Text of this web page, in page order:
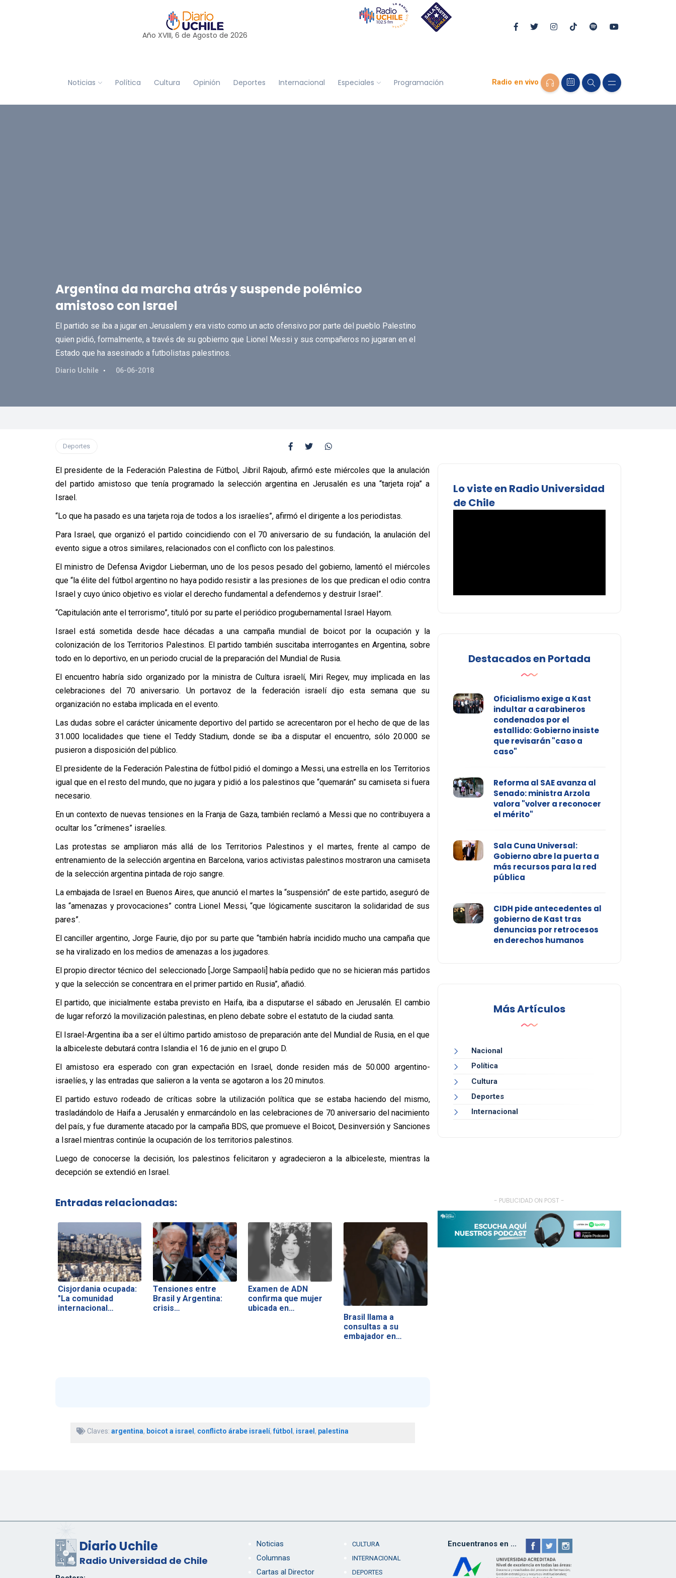
Año XVIII, 6 de Agosto de 2026
Noticias Política Cultura Opinión Deportes Internacional Especiales Programación Radio en vivo
Argentina da marcha atrás y suspende polémico
amistoso con Israel
El partido se iba a jugar en Jerusalem y era visto como un acto ofensivo por parte del pueblo Palestino
quien pidió, formalmente, a través de su gobierno que Lionel Messi y sus compañeros no jugaran en el
Estado que ha asesinado a futbolistas palestinos.
Diario Uchile 06-06-2018
Deportes
El presidente de la Federación Palestina de Fútbol, Jibril Rajoub, afirmó este miércoles que la anulación
del partido amistoso que tenía programado la selección argentina en Jerusalén es una “tarjeta roja” a
Israel.
“Lo que ha pasado es una tarjeta roja de todos a los israelíes”, afirmó el dirigente a los periodistas.
Para Israel, que organizó el partido coincidiendo con el 70 aniversario de su fundación, la anulación del
evento sigue a otros similares, relacionados con el conflicto con los palestinos.
El ministro de Defensa Avigdor Lieberman, uno de los pesos pesado del gobierno, lamentó el miércoles
que “la élite del fútbol argentino no haya podido resistir a las presiones de los que predican el odio contra
Israel y cuyo único objetivo es violar el derecho fundamental a defendernos y destruir Israel”.
“Capitulación ante el terrorismo”, tituló por su parte el periódico progubernamental Israel Hayom.
Israel está sometida desde hace décadas a una campaña mundial de boicot por la ocupación y la
colonización de los Territorios Palestinos. El partido también suscitaba interrogantes en Argentina, sobre
todo en lo deportivo, en un periodo crucial de la preparación del Mundial de Rusia.
El encuentro habría sido organizado por la ministra de Cultura israelí, Miri Regev, muy implicada en las
celebraciones del 70 aniversario. Un portavoz de la federación israelí dijo esta semana que su
organización no estaba implicada en el evento.
Las dudas sobre el carácter únicamente deportivo del partido se acrecentaron por el hecho de que de las
31.000 localidades que tiene el Teddy Stadium, donde se iba a disputar el encuentro, sólo 20.000 se
pusieron a disposición del público.
El presidente de la Federación Palestina de fútbol pidió el domingo a Messi, una estrella en los Territorios
igual que en el resto del mundo, que no jugara y pidió a los palestinos que “quemarán” su camiseta si fuera
necesario.
En un contexto de nuevas tensiones en la Franja de Gaza, también reclamó a Messi que no contribuyera a
ocultar los “crímenes” israelíes.
Las protestas se ampliaron más allá de los Territorios Palestinos y el martes, frente al campo de
entrenamiento de la selección argentina en Barcelona, varios activistas palestinos mostraron una camiseta
de la selección argentina pintada de rojo sangre.
La embajada de Israel en Buenos Aires, que anunció el martes la “suspensión” de este partido, aseguró de
las “amenazas y provocaciones” contra Lionel Messi, “que lógicamente suscitaron la solidaridad de sus
pares”.
El canciller argentino, Jorge Faurie, dijo por su parte que “también habría incidido mucho una campaña que
se ha viralizado en los medios de amenazas a los jugadores.
El propio director técnico del seleccionado [Jorge Sampaoli] había pedido que no se hicieran más partidos
y que la selección se concentrara en el primer partido en Rusia”, añadió.
El partido, que inicialmente estaba previsto en Haifa, iba a disputarse el sábado en Jerusalén. El cambio
de lugar reforzó la movilización palestinas, en pleno debate sobre el estatuto de la ciudad santa.
El Israel-Argentina iba a ser el último partido amistoso de preparación ante del Mundial de Rusia, en el que
la albiceleste debutará contra Islandia el 16 de junio en el grupo D.
El amistoso era esperado con gran expectación en Israel, donde residen más de 50.000 argentino-
israelíes, y las entradas que salieron a la venta se agotaron a los 20 minutos.
El partido estuvo rodeado de críticas sobre la utilización política que se estaba haciendo del mismo,
trasladándolo de Haifa a Jerusalén y enmarcándolo en las celebraciones de 70 aniversario del nacimiento
del país, y fue duramente atacado por la campaña BDS, que promueve el Boicot, Desinversión y Sanciones
a Israel mientras continúe la ocupación de los territorios palestinos.
Luego de conocerse la decisión, los palestinos felicitaron y agradecieron a la albiceleste, mientras la
decepción se extendió en Israel.
Entradas relacionadas:
Cisjordania ocupada:
"La comunidad
internacional…
Tensiones entre
Brasil y Argentina:
crisis…
Examen de ADN
confirma que mujer
ubicada en…
Brasil llama a
consultas a su
embajador en
Claves: argentina, boicot a israel , conflicto árabe israelí,fútbol , israel , palestina
Lo viste en Radio Universidad
de Chile
Destacados en Portada
Oficialismo exige a Kast
indultar a carabineros
condenados por el
estallido: Gobierno insiste
que revisarán "caso a
caso"
Reforma al SAE avanza al
Senado: ministra Arzola
valora "volver a reconocer
el mérito"
Sala Cuna Universal:
Gobierno abre la puerta a
más recursos para la red
pública
CIDH pide antecedentes al
gobierno de Kast tras
denuncias por retrocesos
en derechos humanos
Más Artículos
Nacional
Política
Cultura
Deportes
Internacional
- PUBLICIDAD ON POST -
Diario Uchile
Radio Universidad de Chile
Noticias
Columnas
Cartas al Director
CULTURA
INTERNACIONAL
DEPORTES
Encuentranos en ...